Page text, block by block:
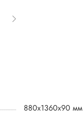
880х1360х90 мм